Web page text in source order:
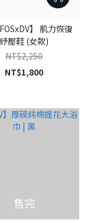
】 肌力恢復
紓壓鞋 (女款)
NT$2,250
NT$1,800
售完